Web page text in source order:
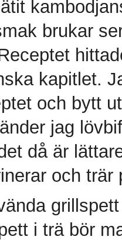
brukar
kapitlet.
och bytt
jag
då är
och trär
i trä bör